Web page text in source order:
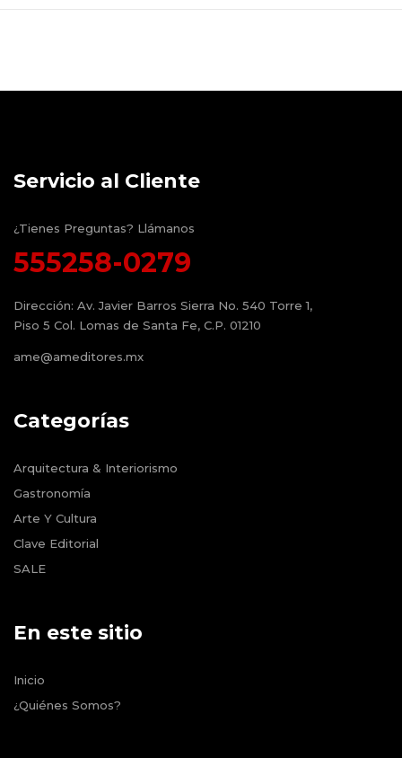
Servicio al Cliente
¿Tienes Preguntas? Llámanos
555258-0279
Dirección: Av. Javier Barros Sierra No. 540 Torre 1,
Piso 5 Col. Lomas de Santa Fe, C.P. 01210
ame@ameditores.mx
Categorías
Arquitectura & Interiorismo
Gastronomía
Arte Y Cultura
Clave Editorial
SALE
En este sitio
Inicio
¿Quiénes Somos?